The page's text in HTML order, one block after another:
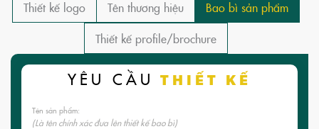
Thiết kế logo Tên thương hiệu
Bao bì sản phẩm
Thiết kế profile/brochure
YÊU CẦU THIẾT KẾ
Tên sản phẩm:
(Là tên chính xác đưa lên thiết kế bao bì)